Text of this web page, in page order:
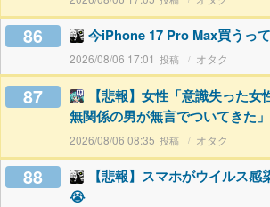
86 今iPhone 17 Pro Max買うっ
2026/08/06 17:01 オタク
87
【悲報】女性「意識失った女
無関係の男が無言でついてきた」
2026/08/06 08:35 オタク
88
【悲報】スマホがウイルス
😭